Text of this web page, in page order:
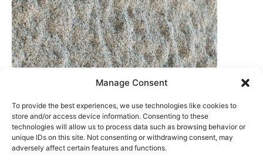
Manage Consent
To provide the best experiences, we use technologies like cookies to
store and/or access device information. Consenting to these
technologies will allow us to process data such as browsing behavior or
unique IDs on this site. Not consenting or withdrawing consent, may
adversely affect certain features and functions.